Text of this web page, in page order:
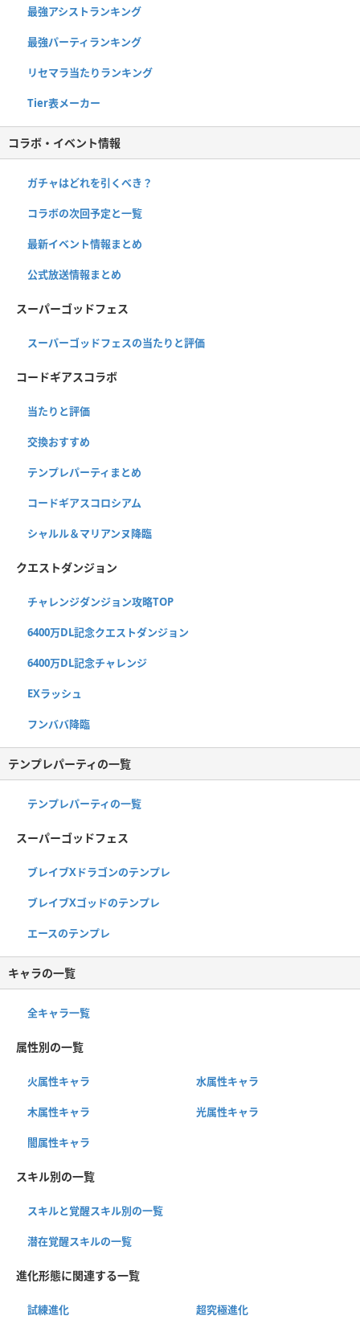
最強アシストランキング
最強パーティランキング
リセマラ当たりランキング
Tier表メーカー
コラボ・イベント情報
ガチャはどれを引くべき？
コラボの次回予定と一覧
最新イベント情報まとめ
公式放送情報まとめ
スーパーゴッドフェス
スーパーゴッドフェスの当たりと評価
コードギアスコラボ
当たりと評価
交換おすすめ
テンプレパーティまとめ
コードギアスコロシアム
シャルル＆マリアンヌ降臨
クエストダンジョン
チャレンジダンジョン攻略TOP
6400万DL記念クエストダンジョン
6400万DL記念チャレンジ
EXラッシュ
フンババ降臨
テンプレパーティの一覧
テンプレパーティの一覧
スーパーゴッドフェス
ブレイブXドラゴンのテンプレ
ブレイブXゴッドのテンプレ
エースのテンプレ
キャラの一覧
全キャラ一覧
属性別の一覧
火属性キャラ 水属性キャラ
木属性キャラ 光属性キャラ
闇属性キャラ
スキル別の一覧
スキルと覚醒スキル別の一覧
潜在覚醒スキルの一覧
進化形態に関連する一覧
試練進化 超究極進化